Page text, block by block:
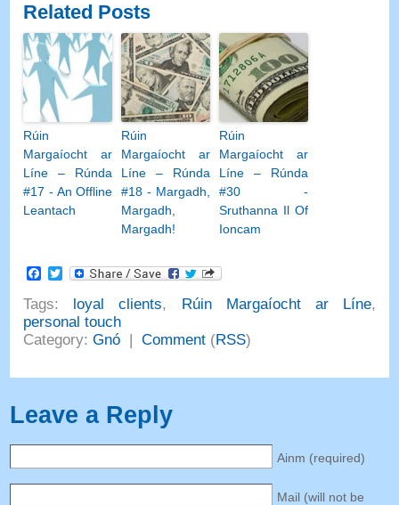
Related Posts
Rúin
Margaíocht ar
Líne – Rúnda
#17 - An Offline
Leantach
Rúin
Margaíocht ar
Líne – Rúnda
#18 - Margadh,
Margadh,
Margadh!
Rúin
Margaíocht ar
Líne – Rúnda
#30 -
Sruthanna Il Of
Ioncam
Facebook
Twitter
Tags: loyal clients, Rúin Margaíocht ar Líne,
personal touch
Category:Gnó |Comment (RSS)
Leave a Reply
Ainm (required)
Mail (will not be